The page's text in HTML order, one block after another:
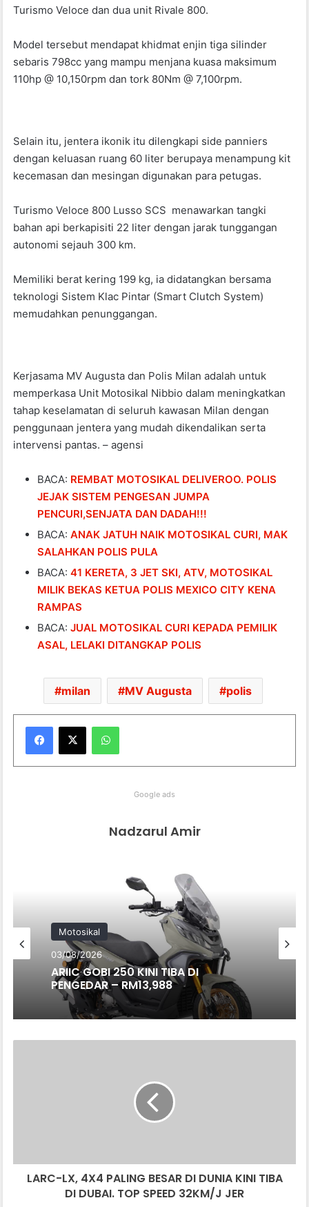
Turismo Veloce dan dua unit Rivale 800.
Model tersebut mendapat khidmat enjin tiga silinder
sebaris 798cc yang mampu menjana kuasa maksimum
110hp @ 10,150rpm dan tork 80Nm @ 7,100rpm.
Selain itu, jentera ikonik itu dilengkapi side panniers
dengan keluasan ruang 60 liter berupaya menampung kit
kecemasan dan mesingan digunakan para petugas.
Turismo Veloce 800 Lusso SCS menawarkan tangki
bahan api berkapisiti 22 liter dengan jarak tunggangan
autonomi sejauh 300 km.
Memiliki berat kering 199 kg, ia didatangkan bersama
teknologi Sistem Klac Pintar (Smart Clutch System)
memudahkan penunggangan.
Kerjasama MV Augusta dan Polis Milan adalah untuk
memperkasa Unit Motosikal Nibbio dalam meningkatkan
tahap keselamatan di seluruh kawasan Milan dengan
penggunaan jentera yang mudah dikendalikan serta
intervensi pantas. – agensi
BACA: REMBAT MOTOSIKAL DELIVEROO. POLIS
JEJAK SISTEM PENGESAN JUMPA
PENCURI,SENJATA DAN DADAH!!!
BACA:ANAK JATUH NAIK MOTOSIKAL CURI, MAK
SALAHKAN POLIS PULA
BACA:41 KERETA, 3 JET SKI, ATV, MOTOSIKAL
MILIK BEKAS KETUA POLIS MEXICO CITY KENA
RAMPAS
BACA:JUAL MOTOSIKAL CURI KEPADA PEMILIK
ASAL, LELAKI DITANGKAP POLIS
milan MV Augusta polis
WhatsApp
Google ads
Nadzarul Amir
Motosikal
03/08/2026
ARIIC GOBI 250 KINI TIBA DI
PENGEDAR – RM13,988
TIBA
LARC-LX, 4X4 PALING BESAR DI DUNIA KINI TIBA
DI DUBAI. TOP SPEED 32KM/J JER